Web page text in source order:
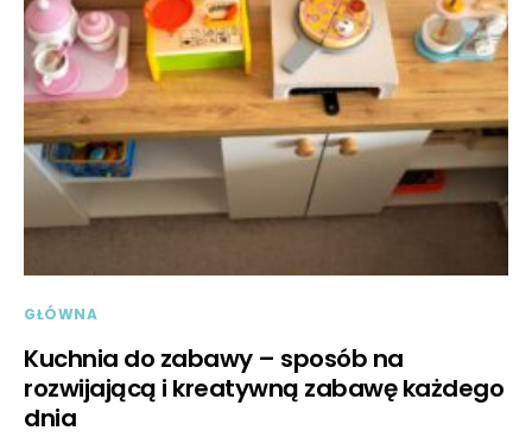
GŁÓWNA
Kuchnia do zabawy – sposób na
rozwijającą i kreatywną zabawę każdego
dnia